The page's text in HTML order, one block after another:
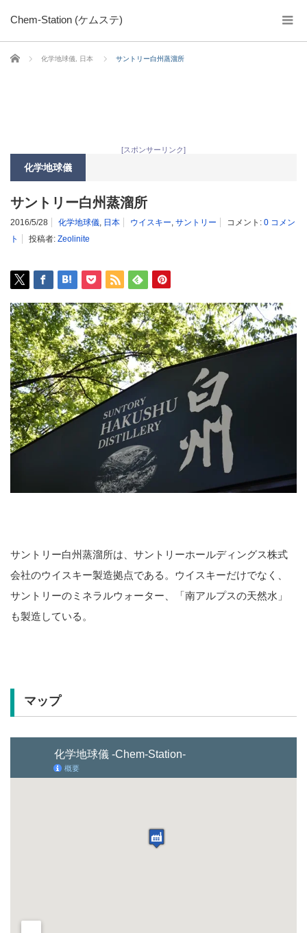
Chem-Station (ケムステ)
ホーム 化学地球儀 日本 サントリー白州蒸溜所
[スポンサーリンク]
化学地球儀
サントリー白州蒸溜所
2016/5/28 化学地球儀, 日本 ウイスキー, サントリー コメント: 0 コメン
ト
投稿者: Zeolinite
サントリー白州蒸溜所は、サントリーホールディングス株式
会社のウイスキー製造拠点である。ウイスキーだけでなく、
サントリーのミネラルウォーター、「南アルプスの天然水」
も製造している。
マップ